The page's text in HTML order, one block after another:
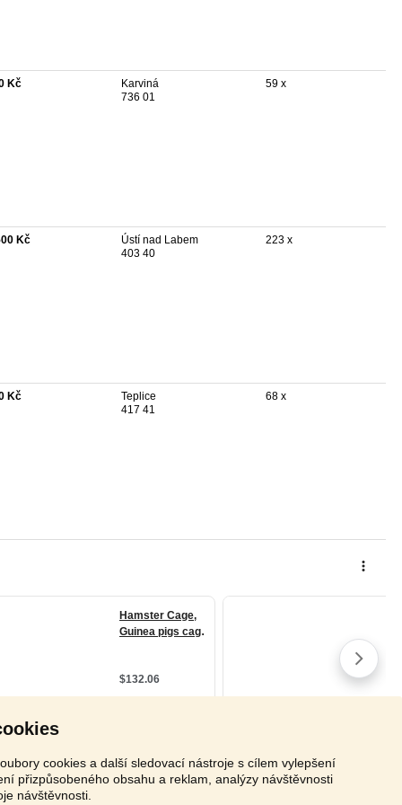
cookies a další sledovací nástroje s cílem vylepšení
přizpůsobeného obsahu a reklam, analýzy návštěvnosti
návštěvnosti.
Kč
Karviná
736 01
59 x
Kč
Ústí nad Labem
403 40
223 x
Kč
Teplice
417 41
68 x